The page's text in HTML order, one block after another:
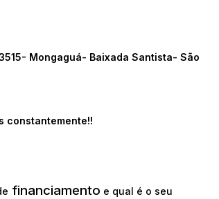
Mongaguá- Baixada Santista- São
constantemente!!
financiamento e qual é o seu